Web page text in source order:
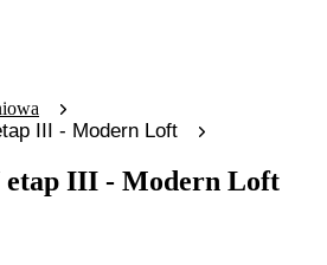
III - Modern Loft
III - Modern Loft